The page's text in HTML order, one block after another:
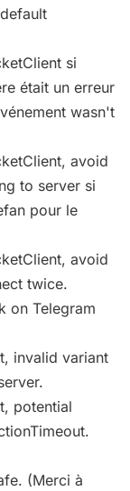
si
était un erreur
wasn't
avoid
to server si
pour le
avoid
twice.
on Telegram
invalid variant
potential
(Merci à